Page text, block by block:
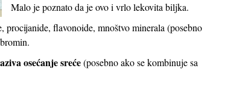
Malo je poznato da je ovo i vrlo lekovita biljka.
procijanide, flavonoide, mnoštvo minerala (posebno
osećanje sreće(posebno ako se kombinuje sa